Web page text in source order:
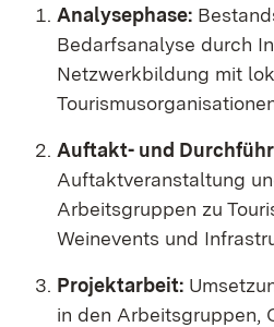
Analysephase:
Bedarfsanalyse durch
Netzwerkbildung mit
Auftakt- und
Auftaktveranstaltung
Arbeitsgruppen zu
Weinevents und
Projektarbeit:
in den Arbeitsgruppen,